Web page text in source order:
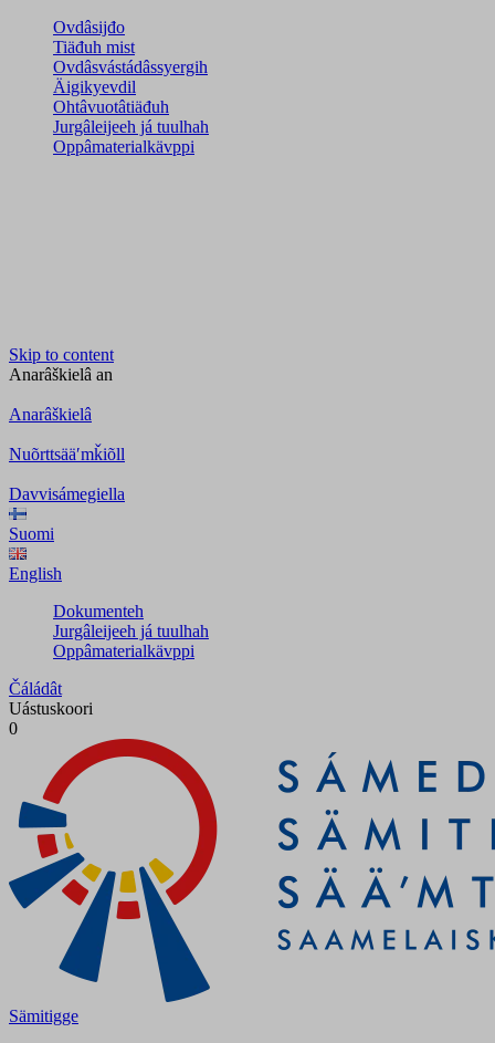
Ovdâsijđo
Tiäđuh mist
Ovdâsvástádâssyergih
Äigikyevdil
Ohtâvuotâtiäđuh
Jurgâleijeeh já tuulhah
Oppâmaterialkävppi
Skip to content
Anarâškielâ an
Anarâškielâ
Nuõrttsääʹmǩiõll
Davvisámegiella
Suomi
English
Dokumenteh
Jurgâleijeeh já tuulhah
Oppâmaterialkävppi
Čáládât
Uástuskoori
0
Sämitigge